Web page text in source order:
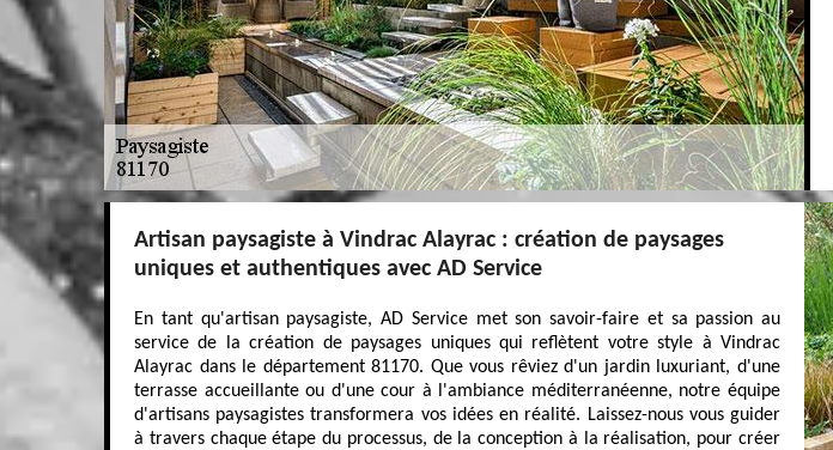
Artisan paysagiste à Vindrac Alayrac : création de paysages
uniques et authentiques avec AD Service
En tant qu'artisan paysagiste, AD Service met son savoir-faire et sa passion au
service de la création de paysages uniques qui reflètent votre style à Vindrac
Alayrac dans le département 81170. Que vous rêviez d'un jardin luxuriant, d'une
terrasse accueillante ou d'une cour à l'ambiance méditerranéenne, notre équipe
d'artisans paysagistes transformera vos idées en réalité. Laissez-nous vous guider
à travers chaque étape du processus, de la conception à la réalisation, pour créer